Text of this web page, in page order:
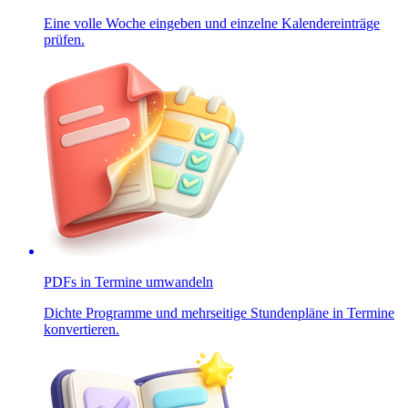
Eine volle Woche eingeben und einzelne Kalendereinträge
prüfen.
PDFs in Termine umwandeln
Dichte Programme und mehrseitige Stundenpläne in Termine
konvertieren.